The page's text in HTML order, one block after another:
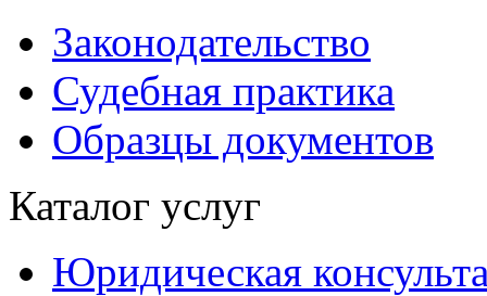
Законодательство
Судебная практика
Образцы документов
Каталог услуг
Юридическая